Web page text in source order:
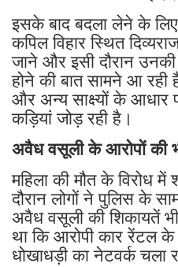
इसके बाद बदला लेने के लिए
कपिल विहार स्थित
जाने और इसी दौरान उनकी
होने की बात सामने आ रही
और अन्य साक्ष्यों के आधार
कड़ियां जोड़ रही है।
अवैध वसूली के आरोपों की
महिला की मौत के विरोध में
दौरान लोगों ने पुलिस के
अवैध वसूली की शिकायतें
था कि आरोपी कार रेंटल के
धोखाधड़ी का नेटवर्क चला